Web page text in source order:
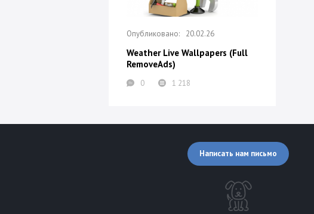
20.02.26
Weather Live Wallpapers (Full
RemoveAds)
0 1 218
Написать нам письмо